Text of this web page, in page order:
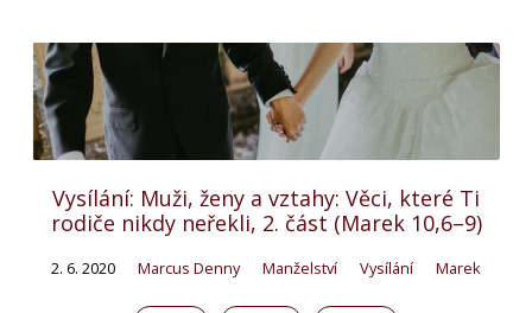
Vysílání: Muži, ženy a vztahy: Věci, které Ti
rodiče nikdy neřekli, 2. část (Marek 10,6–9)
2. 6. 2020 Marcus Denny Manželství Vysílání Marek